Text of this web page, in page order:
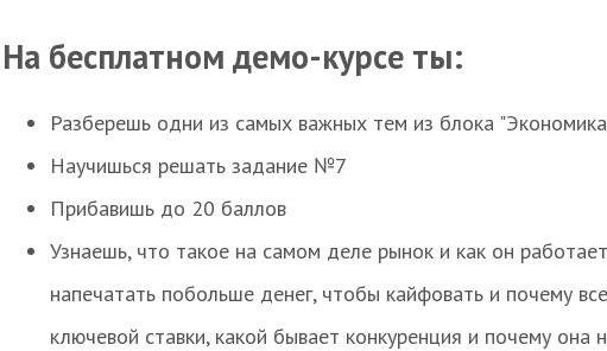
На бесплатном демо-курсе ты:
Разберешь одни из самых важных тем из блока
Научишься решать задание №7
Прибавишь до 20 баллов
Узнаешь, что такое на самом деле рынок и как он
напечатать побольше денег, чтобы кайфовать и почему
ключевой ставки, какой бывает конкуренция и почему она